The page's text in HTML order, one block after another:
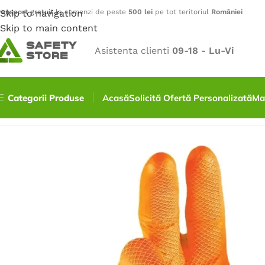
Skip to navigation
Skip to main content
gratuitla comenzi de peste 500 lei pe tot teritoriul României
Asistenta clienti 09-18 - Lu-Vi
Categorii Produse AcasăSolicită Ofertă Personalizată